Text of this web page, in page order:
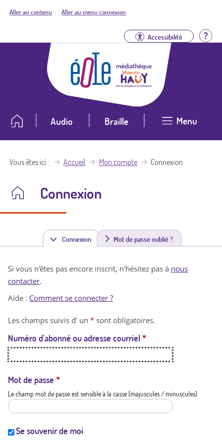
Aller au contenu Aller au menu connexion
Accessibilité
Audio Braille Menu
Vous êtes ici Accueil Mon compte Connexion
Connexion
Connexion(
n
t
a
t
i
Mot de passe oublié ?
Si vous n'êtes pas encore inscrit, n'hésitez pas à nous
contacter.
Aide : Comment se connecter ?
Les champs suivis d' un * sont obligatoires.
Numéro d'abonné ou adresse courriel *
Mot de passe *
Le champ mot de passe est sensible à la casse (majuscules / minuscules)
Se souvenir de moi